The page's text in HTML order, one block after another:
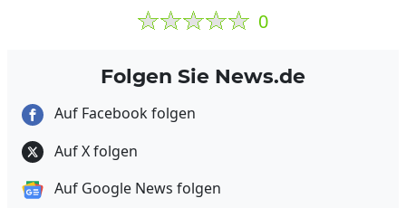
0
Folgen Sie News.de
Auf Facebook folgen
Auf X folgen
Auf Google News folgen